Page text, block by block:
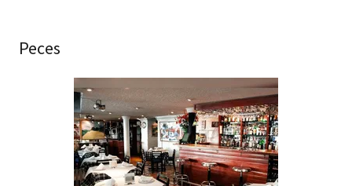
Peces